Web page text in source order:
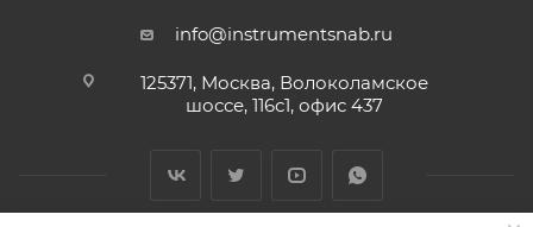
info@instrumentsnab.ru
125371, Москва, Волоколамское
шоссе, 116с1, офис 437